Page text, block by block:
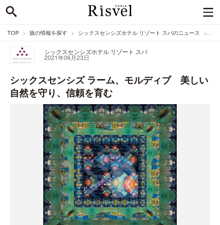
TOP 旅の情報を探す シックスセンシズホテル リゾート スパのニュース
シックスセンシズホテル リゾート スパ
2021年06月23日
シックスセンシズ ラーム、モルディブ 美しい
自然を守り、信頼を育む